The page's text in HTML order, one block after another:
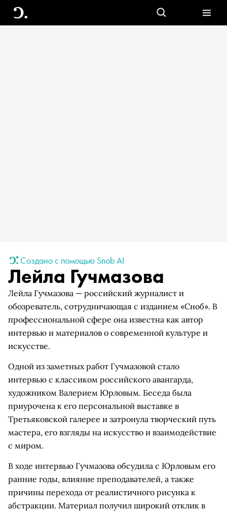
Создано с помощью Snob AI
Лейла Гучмазова
Лейла Гучмазова — российский журналист и
обозреватель, сотрудничающая с изданием «Сноб». В
профессиональной сфере она известна как автор
интервью и материалов о современной культуре и
искусстве.
Одной из заметных работ Гучмазовой стало
интервью с классиком российского авангарда,
художником Валерием Юрловым. Беседа была
приурочена к его персональной выставке в
Третьяковской галерее и затронула творческий путь
мастера, его взгляды на искусство и взаимодействие
с миром.
В ходе интервью Гучмазова обсудила с Юрловым его
ранние годы, влияние преподавателей, а также
причины перехода от реалистичного рисунка к
абстракции. Материал получил широкий отклик в